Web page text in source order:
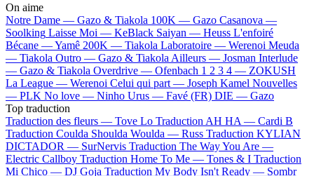
On aime
Notre Dame — Gazo & Tiakola 100K — Gazo Casanova —
Soolking Laisse Moi — KeBlack Saiyan — Heuss L'enfoiré
Bécane —Yamê 200K — Tiakola Laboratoire — Werenoi Meuda
— Tiakola Outro — Gazo & Tiakola Ailleurs — Josman Interlude
— Gazo & Tiakola Overdrive — Ofenbach 1 2 3 4 — ZOKUSH
La League — Werenoi Celui qui part — Joseph Kamel Nouvelles
— PLK No love — Ninho Urus — Favé (FR) DIE — Gazo
Top traduction
Traduction des fleurs — Tove Lo Traduction AH HA — Cardi B
Traduction Coulda Shoulda Woulda — Russ Traduction KYLIAN
DICTADOR — SurNervis Traduction The Way You Are —
Electric Callboy Traduction Home To Me — Tones & I Traduction
Mi Chico — DJ Goja Traduction My Body Isn't Ready — Sombr